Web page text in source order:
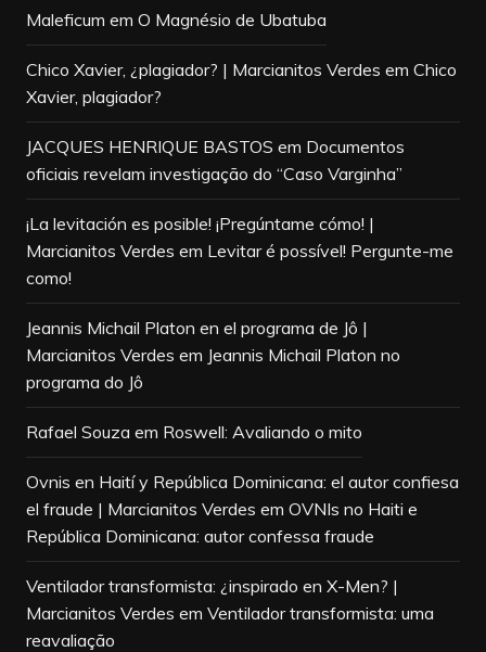
Maleficum em O Magnésio de Ubatuba
Chico Xavier, ¿plagiador? | Marcianitos Verdes em Chico
Xavier, plagiador?
JACQUES HENRIQUE BASTOS em Documentos
oficiais revelam investigação do “Caso Varginha”
¡La levitación es posible! ¡Pregúntame cómo! |
Marcianitos Verdes em Levitar é possível! Pergunte-me
como!
Jeannis Michail Platon en el programa de Jô |
Marcianitos Verdes em Jeannis Michail Platon no
programa do Jô
Rafael Souza em Roswell: Avaliando o mito
Ovnis en Haití y República Dominicana: el autor confiesa
el fraude | Marcianitos Verdes em OVNIs no Haiti e
República Dominicana: autor confessa fraude
Ventilador transformista: ¿inspirado en X-Men? |
Marcianitos Verdes em Ventilador transformista: uma
reavaliação